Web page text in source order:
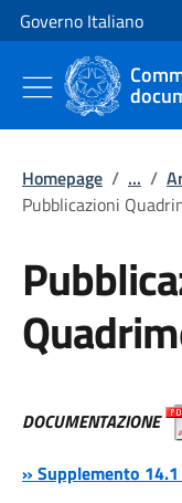
Vai al contenuto
Vai alla navigazione del
Governo Italiano
Homepage / ... /
Pubblicazioni
DOCUMENTAZIONE
» Supplemento 14.1